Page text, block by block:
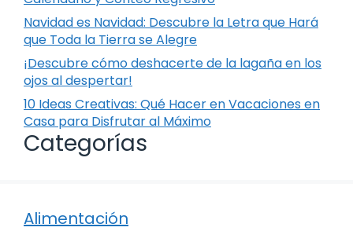
Navidad es Navidad: Descubre la Letra que Hará
que Toda la Tierra se Alegre
¡Descubre cómo deshacerte de la lagaña en los
ojos al despertar!
10 Ideas Creativas: Qué Hacer en Vacaciones en
Casa para Disfrutar al Máximo
Categorías
Alimentación